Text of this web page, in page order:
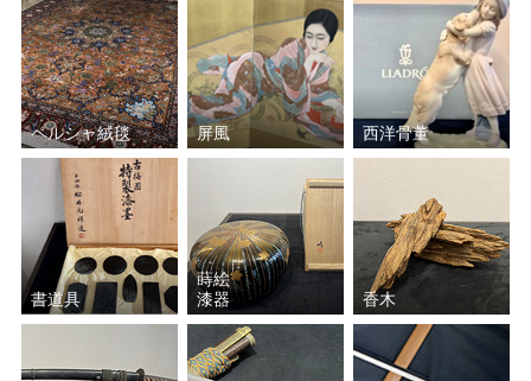
ペルシャ絨毯 屏風 西洋骨董
書道具
蒔絵
漆器
香木